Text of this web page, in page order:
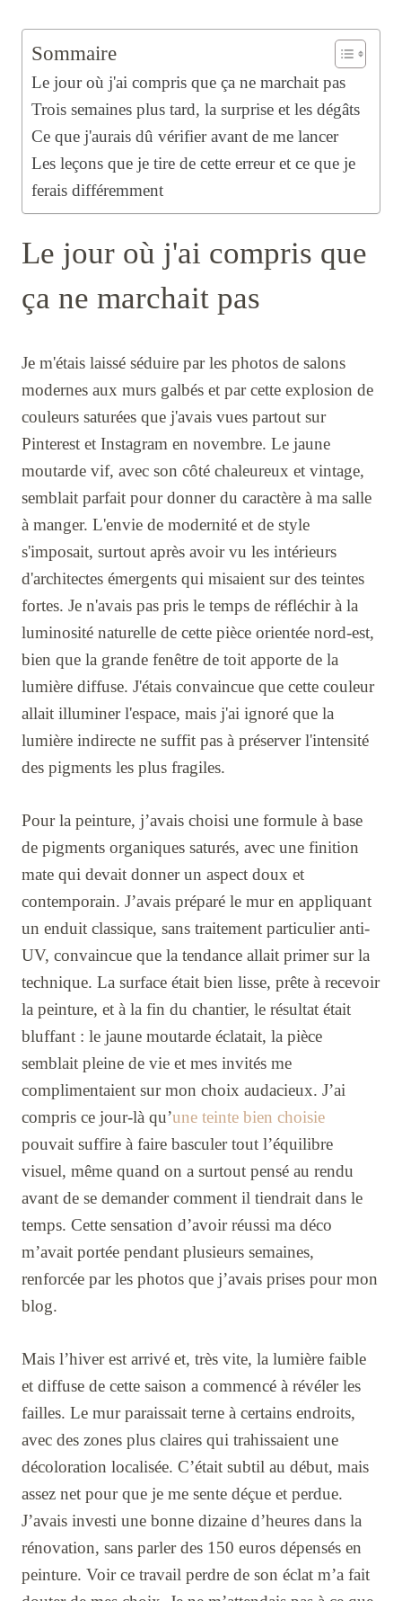
Sommaire
Le jour où j'ai compris que ça ne marchait pas
Trois semaines plus tard, la surprise et les dégâts
Ce que j'aurais dû vérifier avant de me lancer
Les leçons que je tire de cette erreur et ce que je
ferais différemment
Le jour où j'ai compris que
ça ne marchait pas
Je m'étais laissé séduire par les photos de salons
modernes aux murs galbés et par cette explosion de
couleurs saturées que j'avais vues partout sur
Pinterest et Instagram en novembre. Le jaune
moutarde vif, avec son côté chaleureux et vintage,
semblait parfait pour donner du caractère à ma salle
à manger. L'envie de modernité et de style
s'imposait, surtout après avoir vu les intérieurs
d'architectes émergents qui misaient sur des teintes
fortes. Je n'avais pas pris le temps de réfléchir à la
luminosité naturelle de cette pièce orientée nord-est,
bien que la grande fenêtre de toit apporte de la
lumière diffuse. J'étais convaincue que cette couleur
allait illuminer l'espace, mais j'ai ignoré que la
lumière indirecte ne suffit pas à préserver l'intensité
des pigments les plus fragiles.
Pour la peinture, j’avais choisi une formule à base
de pigments organiques saturés, avec une finition
mate qui devait donner un aspect doux et
contemporain. J’avais préparé le mur en appliquant
un enduit classique, sans traitement particulier anti-
UV, convaincue que la tendance allait primer sur la
technique. La surface était bien lisse, prête à recevoir
la peinture, et à la fin du chantier, le résultat était
bluffant : le jaune moutarde éclatait, la pièce
semblait pleine de vie et mes invités me
complimentaient sur mon choix audacieux. J’ai
compris ce jour-là qu’une teinte bien choisie
pouvait suffire à faire basculer tout l’équilibre
visuel, même quand on a surtout pensé au rendu
avant de se demander comment il tiendrait dans le
temps. Cette sensation d’avoir réussi ma déco
m’avait portée pendant plusieurs semaines,
renforcée par les photos que j’avais prises pour mon
blog.
Mais l’hiver est arrivé et, très vite, la lumière faible
et diffuse de cette saison a commencé à révéler les
failles. Le mur paraissait terne à certains endroits,
avec des zones plus claires qui trahissaient une
décoloration localisée. C’était subtil au début, mais
assez net pour que je me sente déçue et perdue.
J’avais investi une bonne dizaine d’heures dans la
rénovation, sans parler des 150 euros dépensés en
peinture. Voir ce travail perdre de son éclat m’a fait